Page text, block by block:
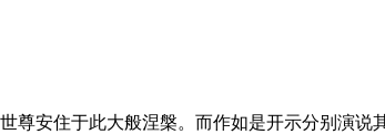
安住于此大般涅槃。而作如是开示分别演说